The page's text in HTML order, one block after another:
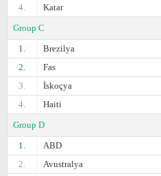
4.
Katar
Group C
1.
Brezilya
2.
Fas
3.
İskoçya
4.
Haiti
Group D
1.
ABD
2.
Avustralya